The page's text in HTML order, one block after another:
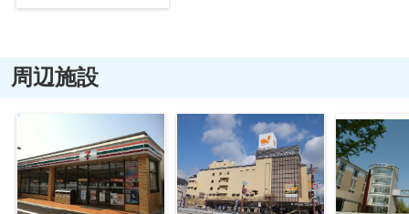
周辺施設